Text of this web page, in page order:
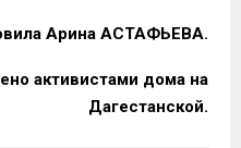
Арина АСТАФЬЕВА.
активистами дома на
Дагестанской.